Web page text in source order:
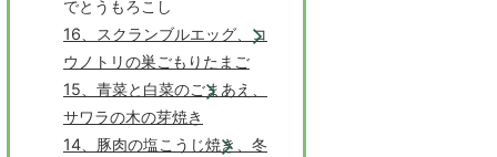
でとうもろこし
16、スクランブルエッグ、コ
ウノトリの巣ごもりたまご
15、青菜と白菜のごまあえ、
サワラの木の芽焼き
14、豚肉の塩こうじ焼き、冬